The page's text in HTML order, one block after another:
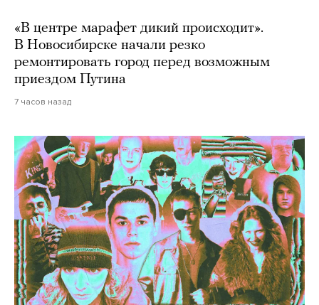
«В центре марафет дикий происходит».
В Новосибирске начали резко
ремонтировать город перед возможным
приездом Путина
7 часов назад